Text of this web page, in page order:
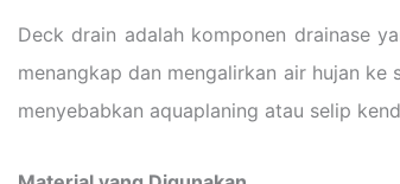
Deck drain adalah komponen drainase
menangkap dan mengalirkan air hujan
menyebabkan aquaplaning atau selip